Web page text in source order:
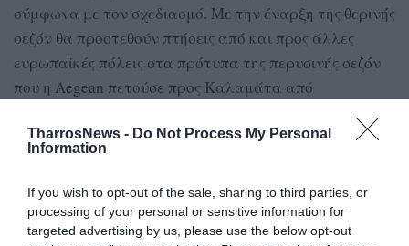
TharrosNews - Do Not Process My Personal
Information
If you wish to opt-out of the sale, sharing to third parties, or
processing of your personal or sensitive information for
targeted advertising by us, please use the below opt-out
σύμφωνα με τον σχεδιασμό. Με την έναρξη της θερινής
σεζόν θα προστεθούν πτήσεις από και προς άλλες
ευρωπαϊκές πόλεις στα πρότυπα της περυσινής σεζόν
που η Aegean πετούσε προς Καλαμάτα από
κ.α.
για τη νέα θερινή σεζόν είναι η βρετανική Jet2 που
έχει εντάξει στο πρόγραμμά της για το 2025 το